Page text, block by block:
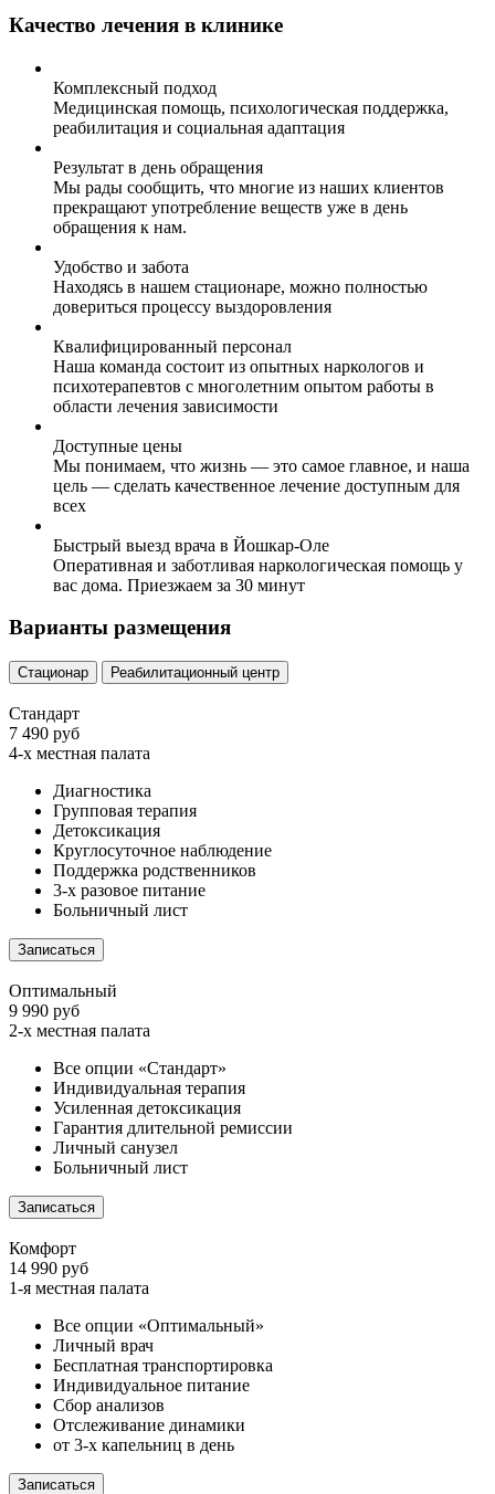
Качество лечения в клинике
Комплексный подход
Медицинская помощь, психологическая поддержка,
реабилитация и социальная адаптация
Результат в день обращения
Мы рады сообщить, что многие из наших клиентов
прекращают употребление веществ уже в день
обращения к нам.
Удобство и забота
Находясь в нашем стационаре, можно полностью
довериться процессу выздоровления
Квалифицированный персонал
Наша команда состоит из опытных наркологов и
психотерапевтов с многолетним опытом работы в
области лечения зависимости
Доступные цены
Мы понимаем, что жизнь — это самое главное, и наша
цель — сделать качественное лечение доступным для
всех
Быстрый выезд врача в Йошкар-Оле
Оперативная и заботливая наркологическая помощь у
вас дома. Приезжаем за 30 минут
Варианты размещения
Стационар Реабилитационный центр
Стандарт
7 490 руб
4-х местная палата
Диагностика
Групповая терапия
Детоксикация
Круглосуточное наблюдение
Поддержка родственников
3-х разовое питание
Больничный лист
Записаться
Оптимальный
9 990 руб
2-х местная палата
Все опции «Стандарт»
Индивидуальная терапия
Усиленная детоксикация
Гарантия длительной ремиссии
Личный санузел
Больничный лист
Записаться
Комфорт
14 990 руб
1-я местная палата
Все опции «Оптимальный»
Личный врач
Бесплатная транспортировка
Индивидуальное питание
Сбор анализов
Отслеживание динамики
от 3-х капельниц в день
Записаться